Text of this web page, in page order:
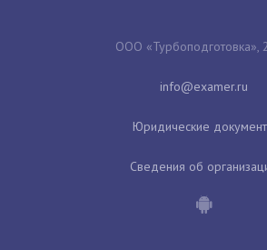
ООО «Турбоподготовка»,
Юридические
Сведения об